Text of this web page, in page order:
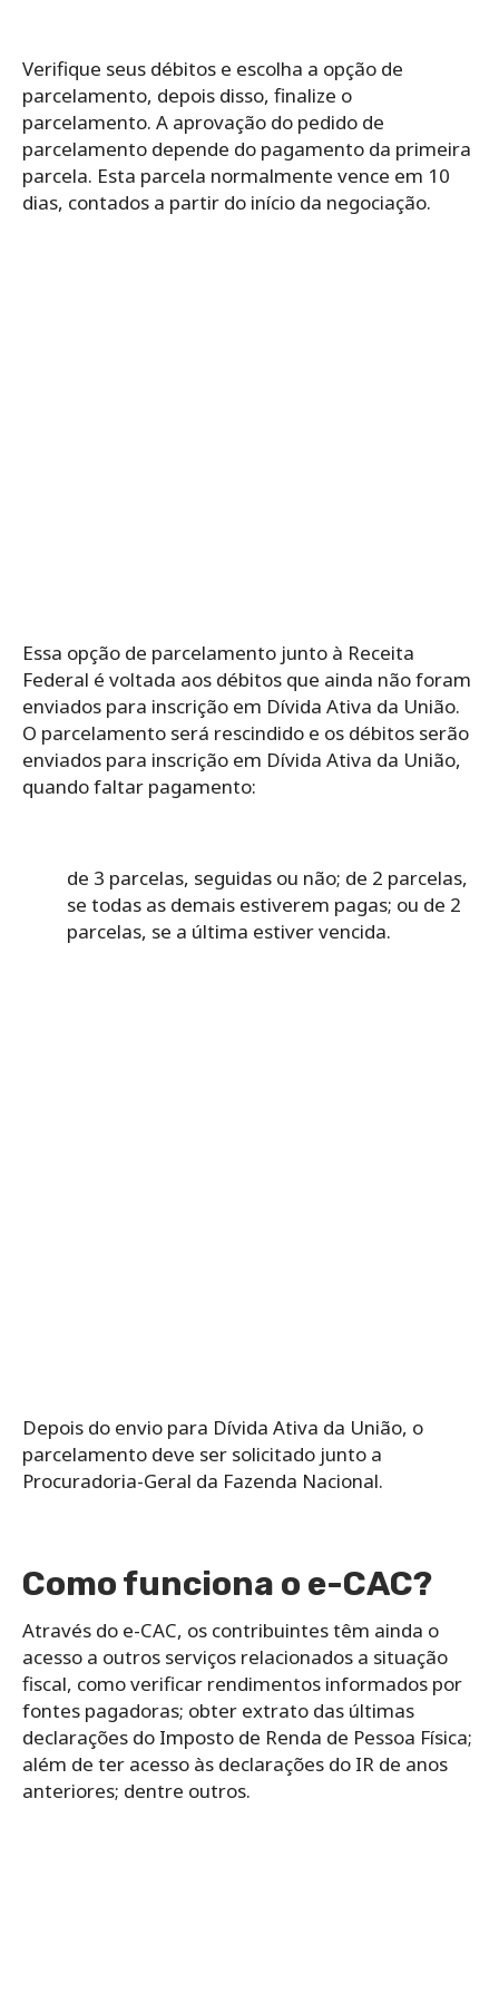
Verifique seus débitos e escolha a opção de
parcelamento, depois disso, finalize o
parcelamento. A aprovação do pedido de
parcelamento depende do pagamento da primeira
parcela. Esta parcela normalmente vence em 10
dias, contados a partir do início da negociação.
Essa opção de parcelamento junto à Receita
Federal é voltada aos débitos que ainda não foram
enviados para inscrição em Dívida Ativa da União.
O parcelamento será rescindido e os débitos serão
enviados para inscrição em Dívida Ativa da União,
quando faltar pagamento:
de 3 parcelas, seguidas ou não; de 2 parcelas,
se todas as demais estiverem pagas; ou de 2
parcelas, se a última estiver vencida.
Depois do envio para Dívida Ativa da União, o
parcelamento deve ser solicitado junto a
Procuradoria-Geral da Fazenda Nacional.
Como funciona o e-CAC?
Através do e-CAC, os contribuintes têm ainda o
acesso a outros serviços relacionados a situação
fiscal, como verificar rendimentos informados por
fontes pagadoras; obter extrato das últimas
declarações do Imposto de Renda de Pessoa Física;
além de ter acesso às declarações do IR de anos
anteriores; dentre outros.